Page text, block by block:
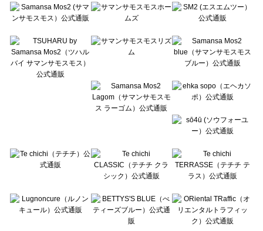
Te chichi（テチチ）の一覧
Te chichi CLASSIC（テチチ クラシック）の一覧
Lugnoncure（ルノンキュール）の一覧
BETTY'S BLUE（べティーズブルー）の一覧
Wpc.（ワールドパーティー）の一覧